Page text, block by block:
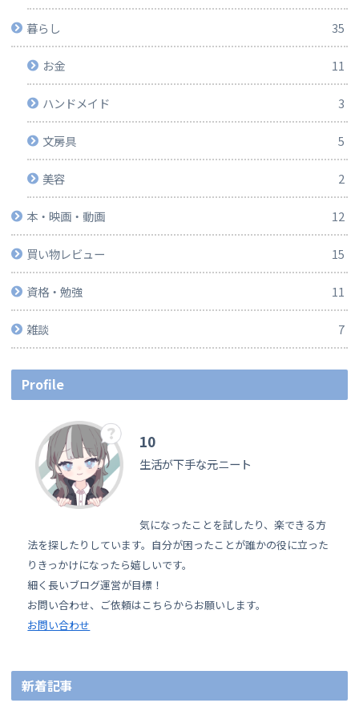
暮らし 35
お金 11
ハンドメイド 3
文房具 5
美容 2
本・映画・動画 12
買い物レビュー 15
資格・勉強 11
雑談 7
Profile
10
生活が下手な元ニート
気になったことを試したり、楽できる方
法を探したりしています。自分が困ったことが誰かの役に立った
りきっかけになったら嬉しいです。
細く長いブログ運営が目標！
お問い合わせ、ご依頼はこちらからお願いします。
お問い合わせ
新着記事